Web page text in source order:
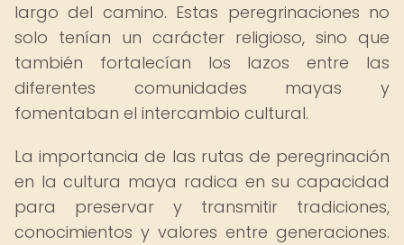
largo del camino. Estas peregrinaciones no
solo tenían un carácter religioso, sino que
también fortalecían los lazos entre las
diferentes comunidades mayas y
fomentaban el intercambio cultural.
La importancia de las rutas de peregrinación
en la cultura maya radica en su capacidad
para preservar y transmitir tradiciones,
conocimientos y valores entre generaciones.